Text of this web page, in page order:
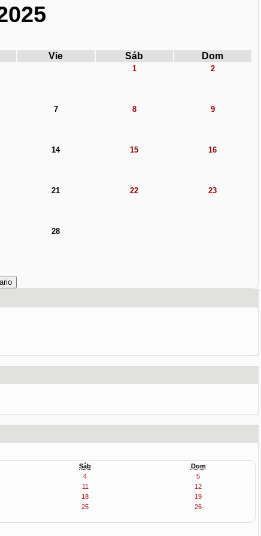
Vie Sáb Dom
1 2
7 8 9
14 15 16
21 22 23
28
Sáb
Dom
4
5
11
12
18
19
25
26